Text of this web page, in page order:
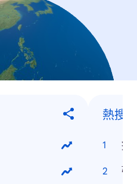
熱搜
疫
強